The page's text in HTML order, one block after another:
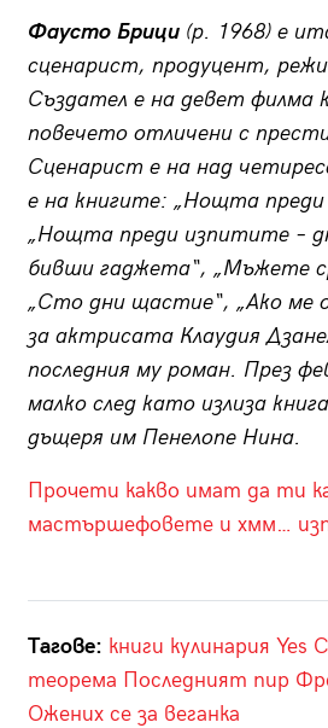
Фаусто Брици(р. 1968) е
сценарист, продуцент,
Създател е на девет филма
повечето отличени с
Сценарист е на над
е на книгите: „Нощта
„Нощта преди изпитите –
бивши гаджета“, „Мъжете
„Сто дни щастие“, „Ако ме
за актрисата Клаудия
последния му роман. През
малко след като излиза
дъщеря им Пенелопе Нина.
Прочети какво имат да ти
мастършефовете и хмм…
Тагове: книги кулинария Yes
теорема Последният пир
Ожених се за веганка